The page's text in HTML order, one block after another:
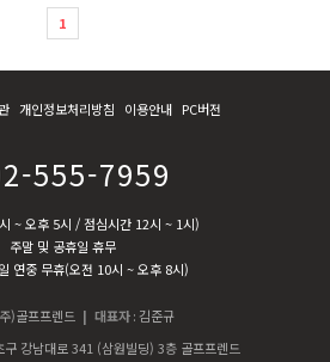
1
개인정보처리방침 이용안내 PC버전
555-7959
~ 오후 5시 / 점심시간 12시 ~ 1시)
주말 및 공휴일 휴무
연중 무휴(오전 10시 ~ 오후 8시)
)골프프렌드 | 대표자: 김준규
구 강남대로 341 (삼원빌딩) 3층 골프프렌드